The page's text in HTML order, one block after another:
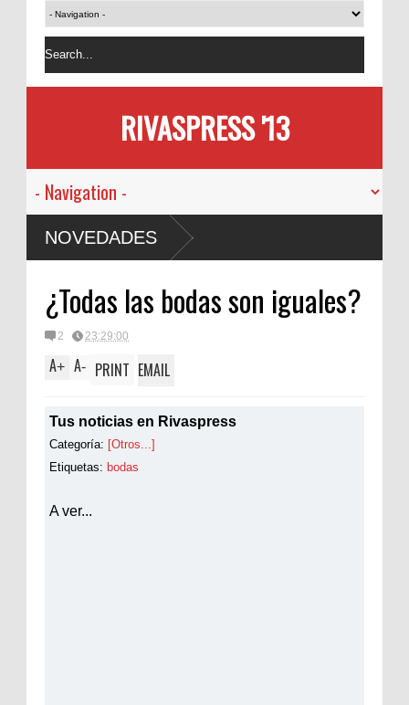
RIVASPRESS '13
NOVEDADES
¿Todas las bodas son iguales?
2 23:29:00
A+ A- PRINT EMAIL
Tus noticias en Rivaspress
Categoría: [Otros...]
Etiquetas: bodas
A ver...